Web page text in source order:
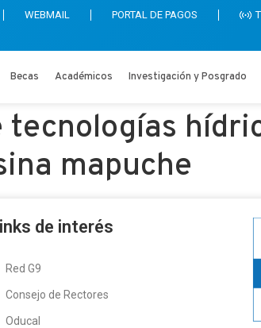
WEBMAIL PORTAL DE PAGOS
Becas Académicos Investigación y Posgrado
mapuche
de interés
Red G9
Consejo de Rectores
Oducal